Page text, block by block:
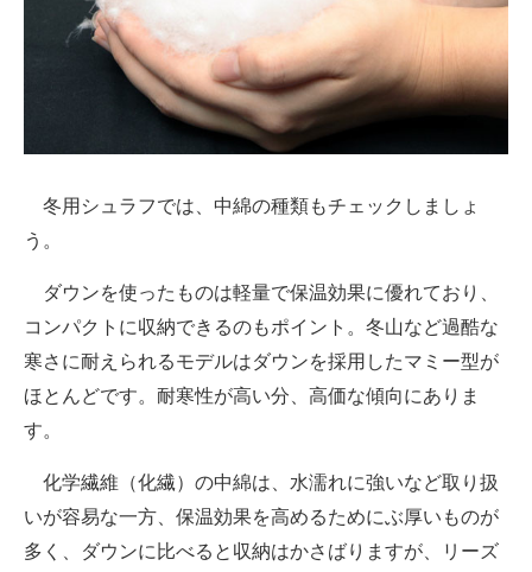
冬用シュラフでは、中綿の種類もチェックしましょ
う。
ダウンを使ったものは軽量で保温効果に優れており、
コンパクトに収納できるのもポイント。冬山など過酷な
寒さに耐えられるモデルはダウンを採用したマミー型が
ほとんどです。耐寒性が高い分、高価な傾向にありま
す。
化学繊維（化繊）の中綿は、水濡れに強いなど取り扱
いが容易な一方、保温効果を高めるためにぶ厚いものが
多く、ダウンに比べると収納はかさばりますが、リーズ